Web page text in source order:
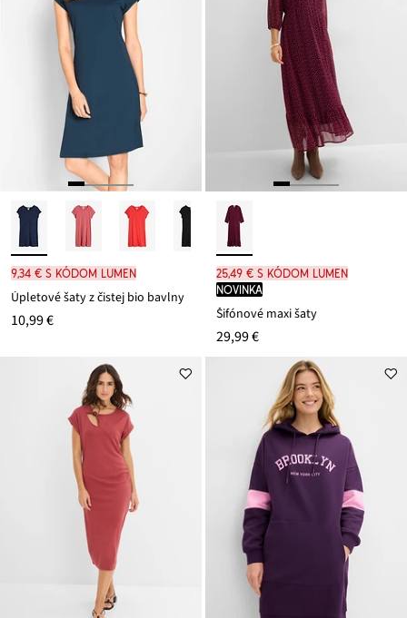
9,34 € s kódom LUMEN
Úpletové šaty z čistej bio bavlny
10,99 €
25,49 € s kódom LUMEN
novinka
Šifónové maxi šaty
29,99 €